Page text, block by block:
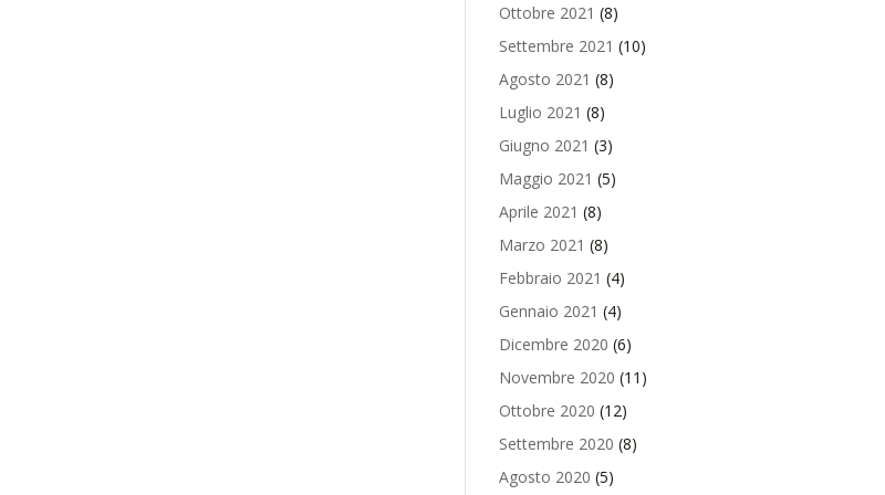
Ottobre 2021 (8)
Settembre 2021 (10)
Agosto 2021 (8)
Luglio 2021 (8)
Giugno 2021 (3)
Maggio 2021 (5)
Aprile 2021 (8)
Marzo 2021 (8)
Febbraio 2021 (4)
Gennaio 2021 (4)
Dicembre 2020 (6)
Novembre 2020 (11)
Ottobre 2020 (12)
Settembre 2020 (8)
Agosto 2020 (5)